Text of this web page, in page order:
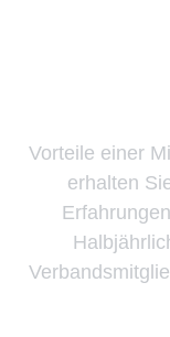
Vorteile einer
erhalten